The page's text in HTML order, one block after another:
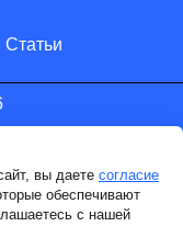
Статьи
вы даете согласие
обеспечивают
с нашей